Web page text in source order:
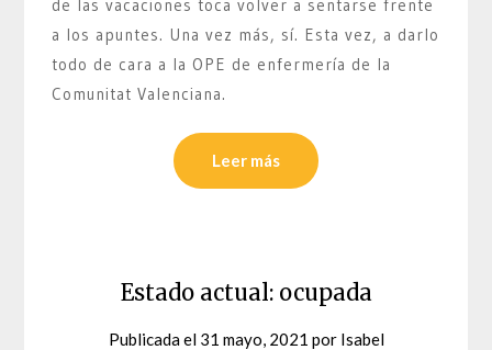
de las vacaciones toca volver a sentarse frente
a los apuntes. Una vez más, sí. Esta vez, a darlo
todo de cara a la OPE de enfermería de la
Comunitat Valenciana.
Leer más
Estado actual: ocupada
Publicada el 31 mayo, 2021 por Isabel